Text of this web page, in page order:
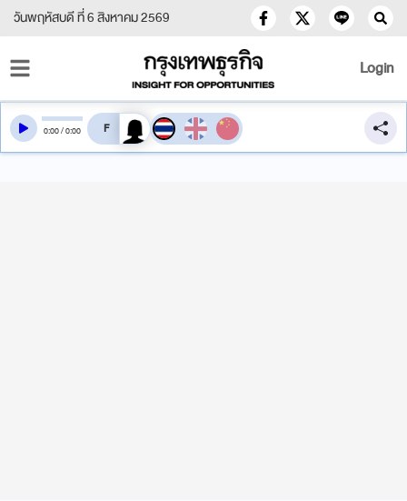
วันพฤหัสบดี ที่ 6 สิงหาคม 2569
Login
0:00/0:00 สลับเสียงอ่าน